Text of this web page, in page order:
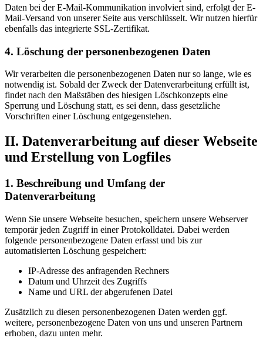
Daten bei der E-Mail-Kommunikation involviert sind, erfolgt der E-
Mail-Versand von unserer Seite aus verschlüsselt. Wir nutzen hierfür
ebenfalls das integrierte SSL-Zertifikat.
4. Löschung der personenbezogenen Daten
Wir verarbeiten die personenbezogenen Daten nur so lange, wie es
notwendig ist. Sobald der Zweck der Datenverarbeitung erfüllt ist,
findet nach den Maßstäben des hiesigen Löschkonzepts eine
Sperrung und Löschung statt, es sei denn, dass gesetzliche
Vorschriften einer Löschung entgegenstehen.
II. Datenverarbeitung auf dieser Webseite
und Erstellung von Logfiles
1. Beschreibung und Umfang der
Datenverarbeitung
Wenn Sie unsere Webseite besuchen, speichern unsere Webserver
temporär jeden Zugriff in einer Protokolldatei. Dabei werden
folgende personenbezogene Daten erfasst und bis zur
automatisierten Löschung gespeichert:
IP-Adresse des anfragenden Rechners
Datum und Uhrzeit des Zugriffs
Name und URL der abgerufenen Datei
Zusätzlich zu diesen personenbezogenen Daten werden ggf.
weitere, personenbezogene Daten von uns und unseren Partnern
erhoben, dazu unten mehr.